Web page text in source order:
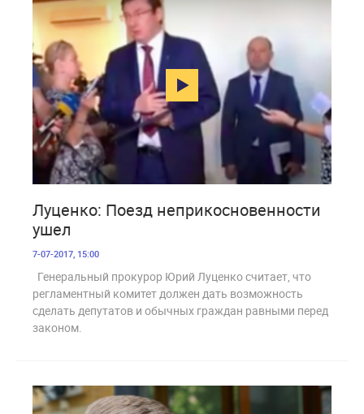
Луценко: Поезд неприкосновенности
ушел
7-07-2017, 15:00
Генеральный прокурор Юрий Луценко считает, что
регламентный комитет должен дать возможность
сделать депутатов и обычных граждан равными перед
законом.